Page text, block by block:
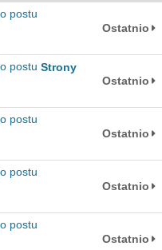
Ostatnio
Strony
Ostatnio
Ostatnio
Ostatnio
Ostatnio